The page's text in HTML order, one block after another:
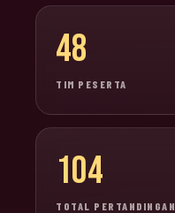
48
TIM PESERTA
104
TOTAL PERTANDINGAN